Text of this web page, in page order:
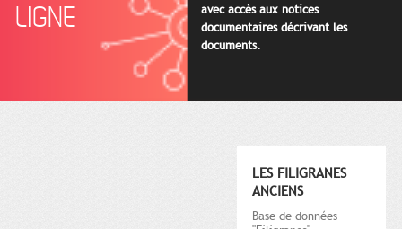
LIGNE
avec accès aux notices
documentaires décrivant les
documents.
LES FILIGRANES
ANCIENS
Base de données